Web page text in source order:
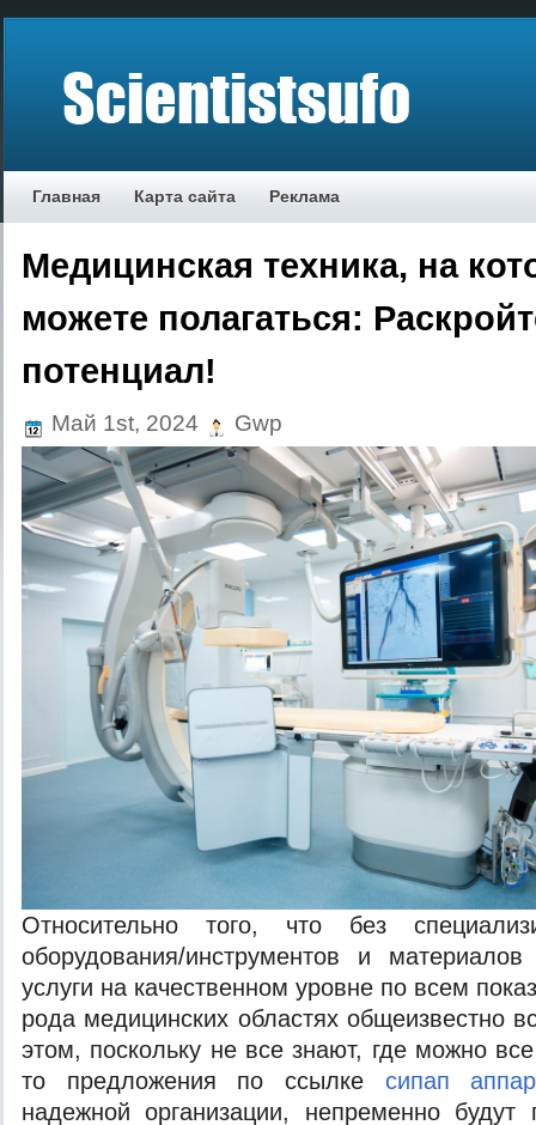
Главная Карта сайта Реклама
Медицинская техника, на
можете полагаться:
потенциал!
Май 1st, 2024 Gwp
Относительно того, что без
оборудования/инструментов и материалов
услуги на качественном уровне по всем
рода медицинских областях общеизвестно
этом, поскольку не все знают, где можно
то предложения по ссылке сипап
надежной организации, непременно будут